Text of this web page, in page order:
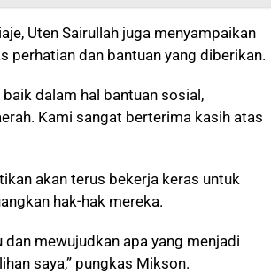
Uten Sairullah juga menyampaikan
perhatian dan bantuan yang diberikan.
dalam hal bantuan sosial,
Kami sangat berterima kasih atas
akan terus bekerja keras untuk
hak-hak mereka.
mewujudkan apa yang menjadi
saya,” pungkas Mikson.